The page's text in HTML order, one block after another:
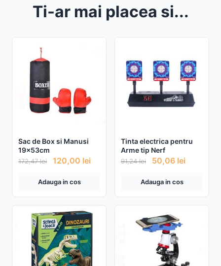
Ti-ar mai placea si...
Sac de Box si Manusi
19x53cm
172,47lei 120,00 lei
Adauga in cos
Tinta electrica pentru
Arme tip Nerf
91,24lei 50,06 lei
Adauga in cos